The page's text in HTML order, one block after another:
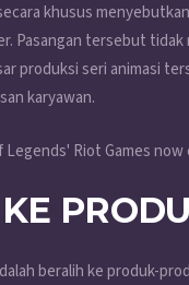
khusus
Pasangan tersebut tidak
produksi seri animasi
karyawan.
beralih ke produk-